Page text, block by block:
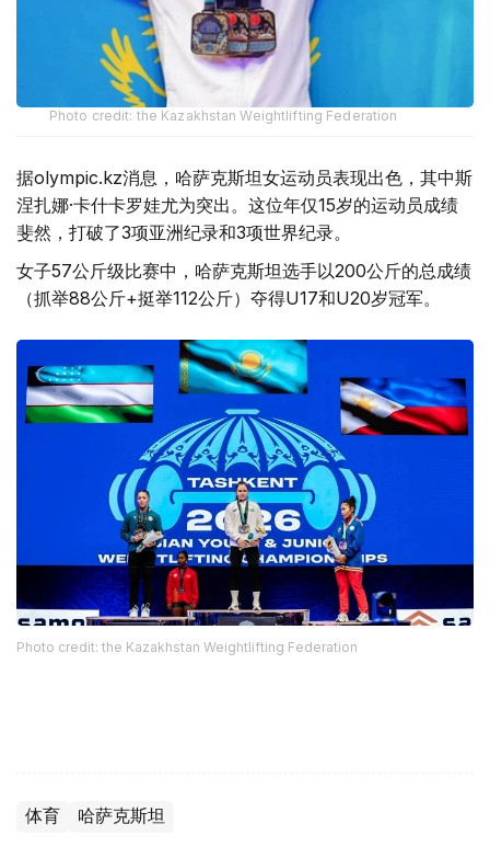
Photo credit: the Kazakhstan Weightlifting Federation
据olympic.kz消息，哈萨克斯坦女运动员表现出色，其中斯
涅扎娜·卡什卡罗娃尤为突出。这位年仅15岁的运动员成绩
斐然，打破了3项亚洲纪录和3项世界纪录。
女子57公斤级比赛中，哈萨克斯坦选手以200公斤的总成绩
（抓举88公斤+挺举112公斤）夺得U17和U20岁冠军。
Photo credit: the Kazakhstan Weightlifting Federation
体育 哈萨克斯坦